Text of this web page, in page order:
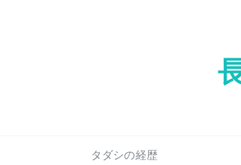
タダシの経歴